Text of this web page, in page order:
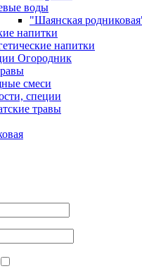
воды
"Шаянская
напитки
напитки
Огородник
смеси
специи
травы